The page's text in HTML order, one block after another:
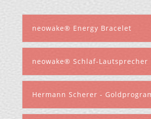
neowake® Energy Bracelet
neowake® Schlaf-Lautsprecher
Hermann Scherer -